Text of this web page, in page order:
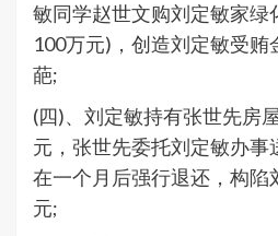
敏同学赵世文购刘定敏家绿
100万元)，创造刘定敏受贿
葩;
(四)、刘定敏持有张世先房
元，张世先委托刘定敏办事
在一个月后强行退还，构陷
元;